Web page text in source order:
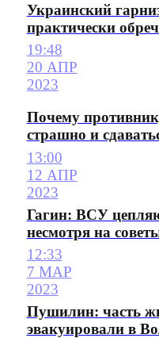
Украинский
практически
19:48
20 АПР
2023
Почему
страшно и
13:00
12 АПР
2023
Гагин: ВСУ
несмотря на
12:33
7 МАР
2023
Пушилин: часть
эвакуировали в